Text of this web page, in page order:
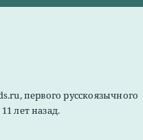
первого русскоязычного
лет назад.